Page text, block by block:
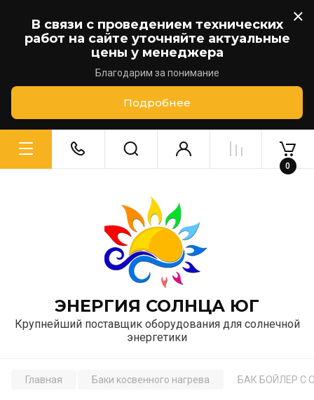
В связи с проведением технических
работ на сайте уточняйте актуальные
цены у менеджера
Благодарим за понимание
Подробнее
ЭНЕРГИЯ СОЛНЦА ЮГ
Крупнейший поставщик оборудования для солнечной
энергетики
0
Главная Баки косвенного нагрева БАК БОЙЛЕР С